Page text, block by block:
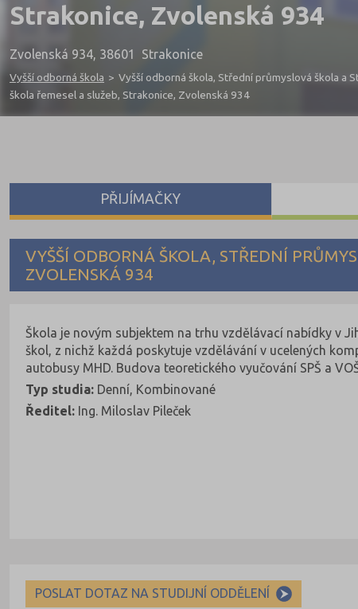
Strakonice, Zvolenská 934
Zvolenská 934, 38601 Strakonice
Vyšší odborná škola > Vyšší odborná škola, Střední průmyslová škola a
škola řemesel a služeb, Strakonice, Zvolenská 934
VYŠŠÍ ODBORNÁ ŠKOLA, STŘEDNÍ
ZVOLENSKÁ 934
Škola je novým subjektem na trhu vzdělávací nabídky v
škol, z nichž každá poskytuje vzdělávání v ucelených
autobusy MHD. Budova teoretického vyučování SPŠ a
Typ studia: Denní, Kombinované
Ředitel: Ing. Miloslav Pileček
POSLAT DOTAZ NA STUDIJNÍ ODDĚLENÍ
PŘIJÍMAČKY